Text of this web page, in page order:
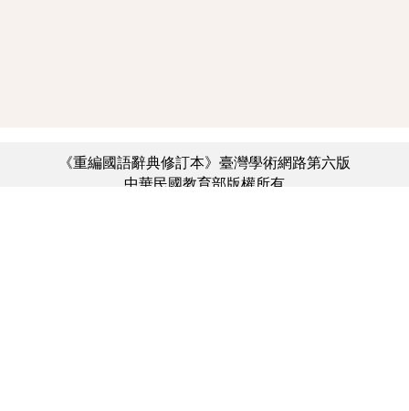
《重編國語辭典修訂本》臺灣學術網路第六版
中華民國教育部版權所有